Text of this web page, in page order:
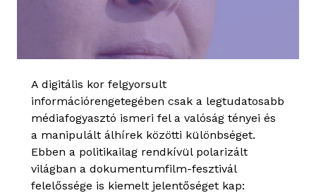
A digitális kor felgyorsult
információrengetegében csak a legtudatosabb
médiafogyasztó ismeri fel a valóság tényei és
a manipulált álhírek közötti különbséget.
Ebben a politikailag rendkívül polarizált
világban a dokumentumfilm-fesztivál
felelőssége is kiemelt jelentőséget kap: